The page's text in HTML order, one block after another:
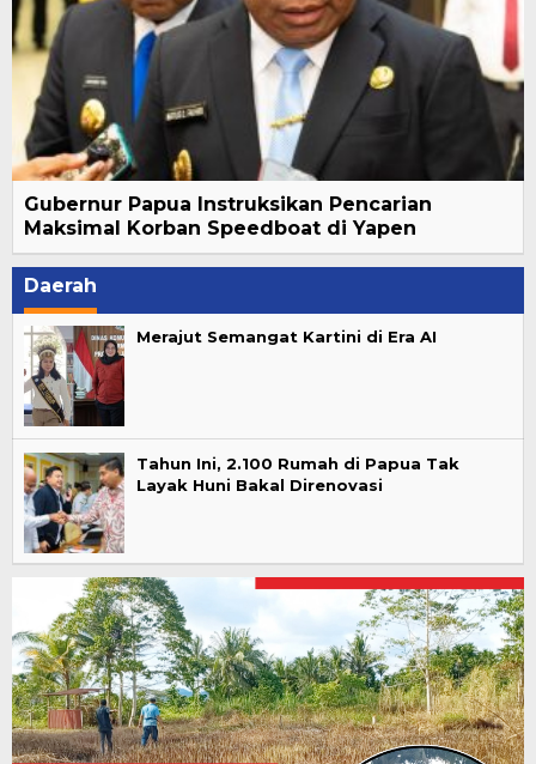
Gubernur Papua Instruksikan Pencarian
Maksimal Korban Speedboat di Yapen
Daerah
Merajut Semangat Kartini di Era AI
Tahun Ini, 2.100 Rumah di Papua Tak
Layak Huni Bakal Direnovasi